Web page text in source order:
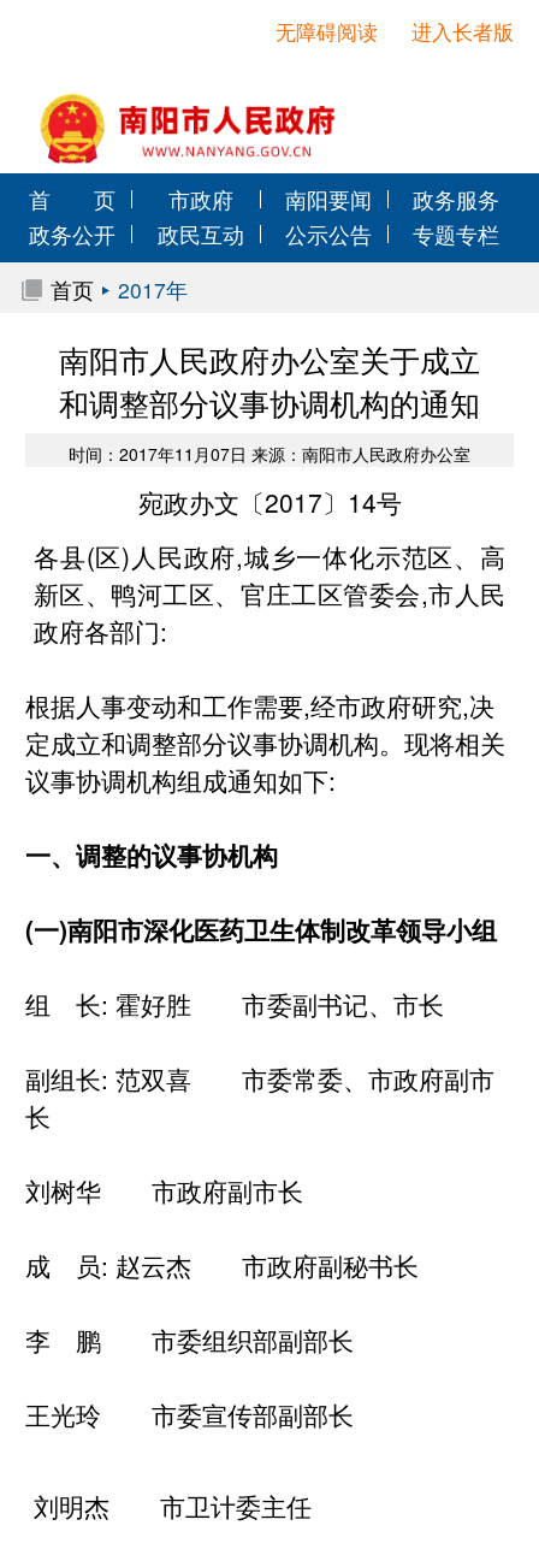
进入长者版
无障碍阅读
首 页 市政府 南阳要闻
政务服务
政务公开
政民互动 公示公告
专题专栏
首页
2017年
南阳市人民政府办公室关于成立
和调整部分议事协调机构的通知
时间：2017年11月07日 来源：南阳市人民政府办公室
宛政办文〔2017〕14号
各县(区)人民政府,城乡一体化示范区、高
新区、鸭河工区、官庄工区管委会,市人民
政府各部门:
根据人事变动和工作需要,经市政府研究,决
定成立和调整部分议事协调机构。现将相关
议事协调机构组成通知如下:
一、调整的议事协机构
(一)南阳市深化医药卫生体制改革领导小组
组 长: 霍好胜 市委副书记、市长
副组长: 范双喜 市委常委、市政府副市
长
刘树华 市政府副市长
成 员: 赵云杰 市政府副秘书长
李 鹏 市委组织部副部长
王光玲 市委宣传部副部长
刘明杰 市卫计委主任